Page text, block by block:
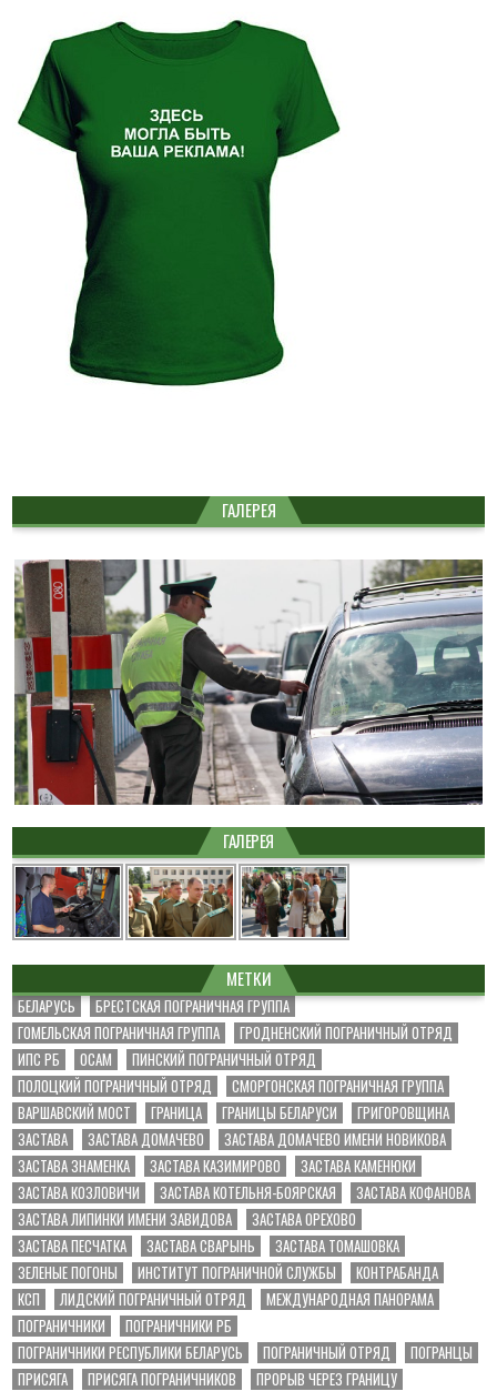
ГАЛЕРЕЯ
ГАЛЕРЕЯ
МЕТКИ
БЕЛАРУСЬ
БРЕСТСКАЯ ПОГРАНИЧНАЯ ГРУППА
ГОМЕЛЬСКАЯ ПОГРАНИЧНАЯ ГРУППА
ГРОДНЕНСКИЙ ПОГРАНИЧНЫЙ ОТРЯД
ИПС РБ
ОСАМ
ПИНСКИЙ ПОГРАНИЧНЫЙ ОТРЯД
ПОЛОЦКИЙ ПОГРАНИЧНЫЙ ОТРЯД
СМОРГОНСКАЯ ПОГРАНИЧНАЯ ГРУППА
ВАРШАВСКИЙ МОСТ
ГРАНИЦА ГРАНИЦЫ БЕЛАРУСИ
ГРИГОРОВЩИНА
ЗАСТАВА
ЗАСТАВА ДОМАЧЕВО
ЗАСТАВА ДОМАЧЕВО ИМЕНИ НОВИКОВА
ЗАСТАВА ЗНАМЕНКА
ЗАСТАВА КАЗИМИРОВО
ЗАСТАВА КАМЕНЮКИ
ЗАСТАВА КОЗЛОВИЧИ
ЗАСТАВА КОТЕЛЬНЯ-БОЯРСКАЯ
ЗАСТАВА КОФАНОВА
ЗАСТАВА ЛИПИНКИ ИМЕНИ ЗАВИДОВА
ЗАСТАВА ОРЕХОВО
ЗАСТАВА ПЕСЧАТКА
ЗАСТАВА СВАРЫНЬ
ЗАСТАВА ТОМАШОВКА
ЗЕЛЕНЫЕ ПОГОНЫ
ИНСТИТУТ ПОГРАНИЧНОЙ СЛУЖБЫ
КОНТРАБАНДА
КСП
ЛИДСКИЙ ПОГРАНИЧНЫЙ ОТРЯД
МЕЖДУНАРОДНАЯ ПАНОРАМА
ПОГРАНИЧНИКИ
ПОГРАНИЧНИКИ РБ
ПОГРАНИЧНИКИ РЕСПУБЛИКИ БЕЛАРУСЬ
ПОГРАНИЧНЫЙ ОТРЯД
ПОГРАНЦЫ
ПРИСЯГА
ПРИСЯГА ПОГРАНИЧНИКОВ
ПРОРЫВ ЧЕРЕЗ ГРАНИЦУ